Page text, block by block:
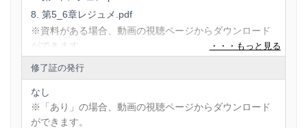
第5_6章レジュメ.pdf
※資料がある場合、動画の視聴ページからダウンロード
ができます。
修了証の発行
なし
※「あり」の場合、動画の視聴ページからダウンロード
ができます。